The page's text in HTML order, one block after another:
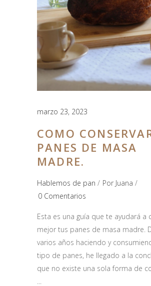
marzo 23, 2023
COMO
PANES DE MASA
MADRE.
Hablemos de pan Por Juana
0 Comentarios
Esta es una guía que te ayudará a
mejor tus panes de masa madre.
varios años haciendo y
tipo de panes, he llegado a la
que no existe una sola forma de